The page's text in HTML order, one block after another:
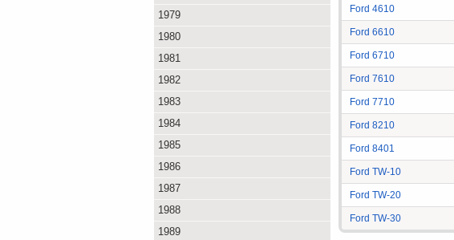
1979
1980
1981
1982
1983
1984
1985
1986
1987
1988
1989
Ford 4610
Ford 6610
Ford 6710
Ford 7610
Ford 7710
Ford 8210
Ford 8401
Ford TW-10
Ford TW-20
Ford TW-30